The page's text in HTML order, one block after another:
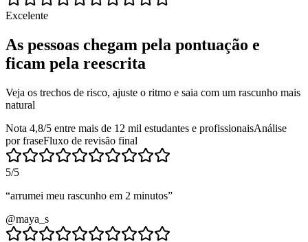
Excelente
As pessoas chegam pela pontuação e
ficam pela reescrita
Veja os trechos de risco, ajuste o ritmo e saia com um rascunho mais
natural
Nota 4,8/5 entre mais de 12 mil estudantes e profissionaisAnálise
por fraseFluxo de revisão final
5/5
“arrumei meu rascunho em 2 minutos”
@maya_s